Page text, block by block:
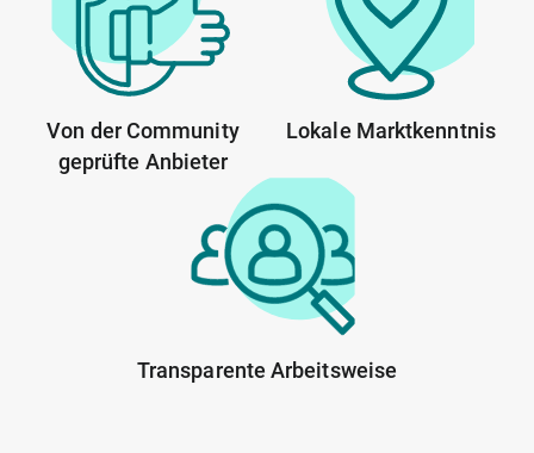
Von der Community
geprüfte Anbieter
Lokale Marktkenntnis
Transparente Arbeitsweise